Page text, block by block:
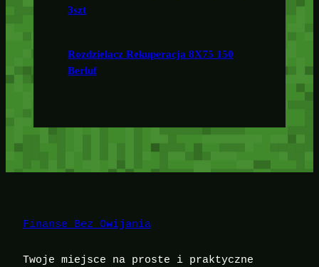
3szt
Rozdzielacz Rekuperacja 8X75 150
Berluf
Finanse Bez Owijania
Twoje miejsce na proste i praktyczne